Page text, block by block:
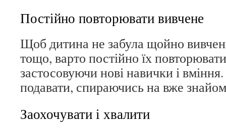
Постійно повторювати вивчене
Щоб дитина не забула щойно
тощо, варто постійно їх
застосовуючи нові навички і
подавати, спираючись на вже
Заохочувати і хвалити